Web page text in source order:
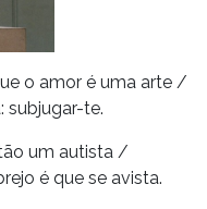
o amor é uma arte /
subjugar-te.
um autista /
é que se avista.